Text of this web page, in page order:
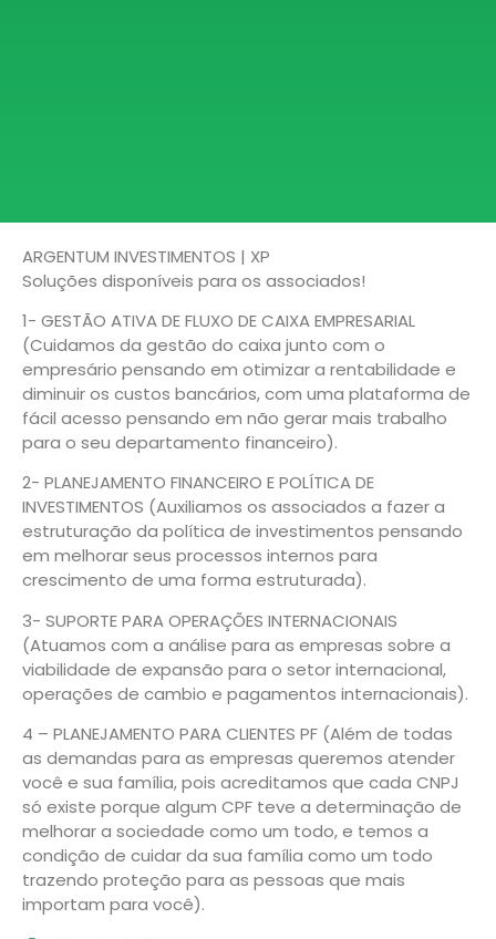
ARGENTUM INVESTIMENTOS | XP
Soluções disponíveis para os associados!
1- GESTÃO ATIVA DE FLUXO DE CAIXA EMPRESARIAL
(Cuidamos da gestão do caixa junto com o
empresário pensando em otimizar a rentabilidade e
diminuir os custos bancários, com uma plataforma de
fácil acesso pensando em não gerar mais trabalho
para o seu departamento financeiro).
2- PLANEJAMENTO FINANCEIRO E POLÍTICA DE
INVESTIMENTOS (Auxiliamos os associados a fazer a
estruturação da política de investimentos pensando
em melhorar seus processos internos para
crescimento de uma forma estruturada).
3- SUPORTE PARA OPERAÇÕES INTERNACIONAIS
(Atuamos com a análise para as empresas sobre a
viabilidade de expansão para o setor internacional,
operações de cambio e pagamentos internacionais).
4 – PLANEJAMENTO PARA CLIENTES PF (Além de todas
as demandas para as empresas queremos atender
você e sua família, pois acreditamos que cada CNPJ
só existe porque algum CPF teve a determinação de
melhorar a sociedade como um todo, e temos a
condição de cuidar da sua família como um todo
trazendo proteção para as pessoas que mais
importam para você).